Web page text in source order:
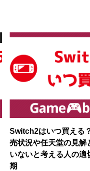
Switch2はいつ買える
売状況や任天堂の見解
いないと考える人の適
期